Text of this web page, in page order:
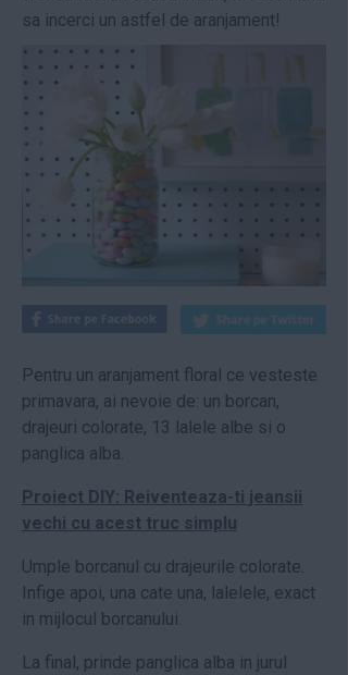
sa incerci un astfel de aranjament!
Pentru un aranjament floral ce vesteste
primavara, ai nevoie de: un borcan,
drajeuri colorate, 13 lalele albe si o
panglica alba.
Proiect DIY: Reiventeaza-ti jeansii
vechi cu acest truc simplu
Umple borcanul cu drajeurile colorate.
Infige apoi, una cate una, lalelele, exact
in mijlocul borcanului.
La final, prinde panglica alba in jurul